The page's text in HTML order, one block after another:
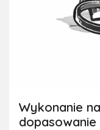
Wykonanie